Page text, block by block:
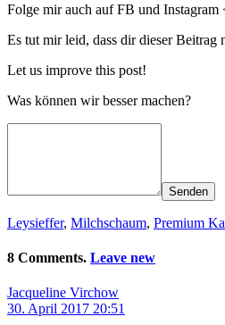
Folge mir auch auf FB und Instagram
Es tut mir leid, dass dir dieser Beitrag
Let us improve this post!
Was können wir besser machen?
Senden
Leysieffer, Milchschaum, Premium
8 Comments. Leave new
Jacqueline Virchow
30. April 2017 20:51